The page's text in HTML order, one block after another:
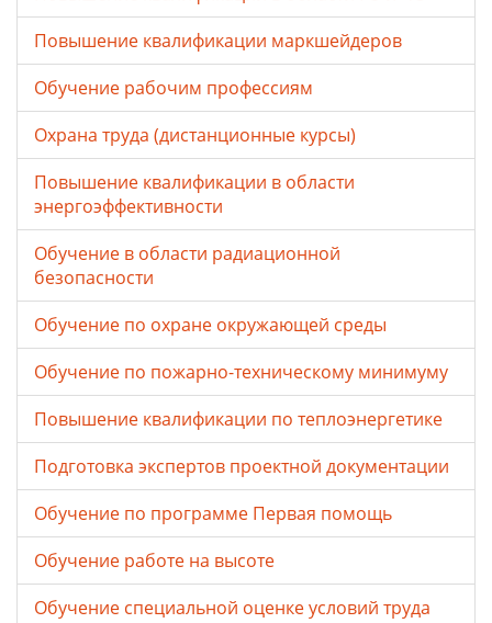
Повышение квалификации маркшейдеров
Обучение рабочим профессиям
Охрана труда (дистанционные курсы)
Повышение квалификации в области
энергоэффективности
Обучение в области радиационной
безопасности
Обучение по охране окружающей среды
Обучение по пожарно-техническому минимуму
Повышение квалификации по теплоэнергетике
Подготовка экспертов проектной документации
Обучение по программе Первая помощь
Обучение работе на высоте
Обучение специальной оценке условий труда